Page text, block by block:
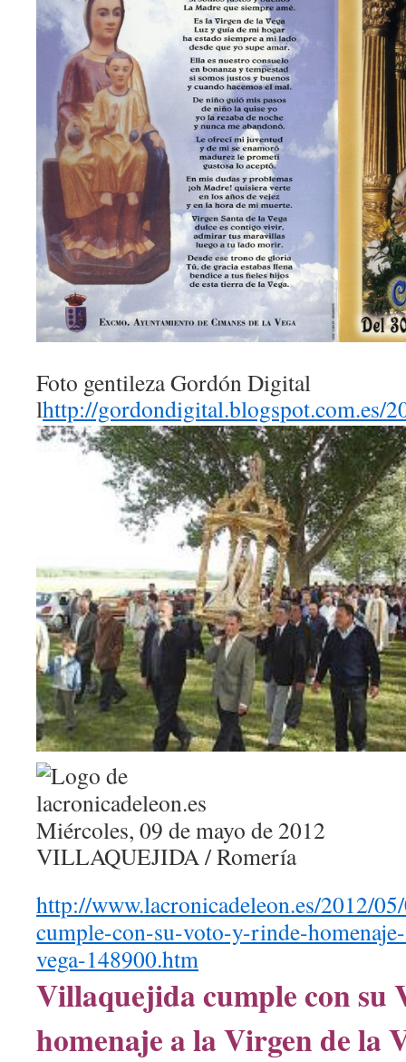
Foto gentileza Gordón Digital
lhttp://gordondigital.blogspot.com.es/
Miércoles, 09 de mayo de 2012
VILLAQUEJIDA / Romería
http://www.lacronicadeleon.es/2012/
cumple-con-su-voto-y-rinde-
vega-148900.htm
Villaquejida cumple con su
homenaje a la Virgen de la